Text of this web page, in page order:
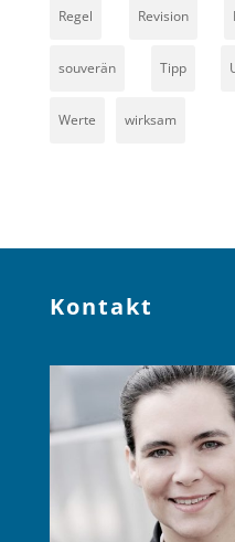
Regel Revision
souverän Tipp
Werte wirksam
Kontakt